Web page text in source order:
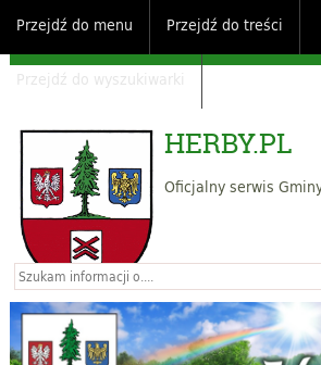
Przejdź do menu Przejdź do treści
Przejdź do wyszukiwarki
HERBY.PL
Oficjalny serwis